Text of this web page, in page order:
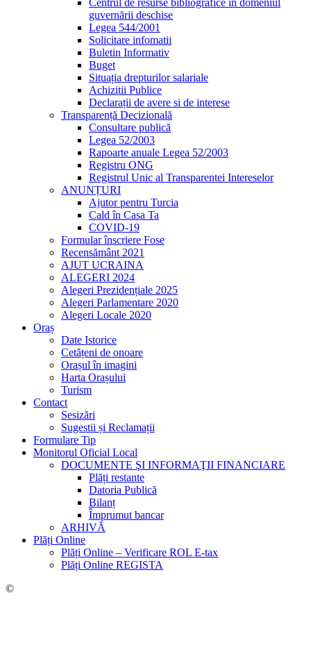
guvernării deschise
Legea 544/2001
Solicitare infomatii
Buletin Informativ
Buget
Situația drepturilor salariale
Achizitii Publice
Declarații de avere si de interese
Transparență Decizională
Consultare publică
Legea 52/2003
Rapoarte anuale Legea 52/2003
Registru ONG
Registrul Unic al Transparentei Intereselor
ANUNȚURI
Ajutor pentru Turcia
Cald în Casa Ta
COVID-19
Formular înscriere Fose
Recensământ 2021
AJUT UCRAINA
ALEGERI 2024
Alegeri Prezidențiale 2025
Alegeri Parlamentare 2020
Alegeri Locale 2020
Oraș
Date Istorice
Cetățeni de onoare
Orașul în imagini
Harta Orașului
Turism
Contact
Sesizări
Sugestii și Reclamații
Formulare Tip
Monitorul Oficial Local
DOCUMENTE ŞI INFORMAŢII FINANCIARE
Plăți restante
Datoria Publică
Bilanț
Împrumut bancar
ARHIVĂ
Plăți Online
Plăți Online – Verificare ROL E-tax
Plăți Online REGISTA
©